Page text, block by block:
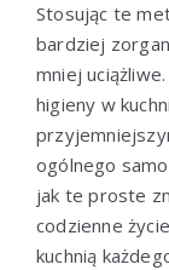
Stosując te
bardziej
mniej
higieny w
ogólnego
jak te proste
codzienne
kuchnią